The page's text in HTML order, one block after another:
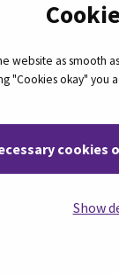
website as smooth
"Cookies okay" you
cookies
Show
ja